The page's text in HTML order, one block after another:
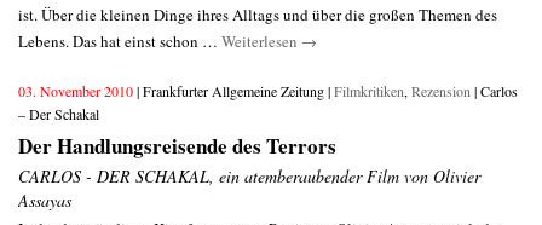
ist. Über die kleinen Dinge ihres Alltags und über die großen Themen des
Lebens. Das hat einst schon … Weiterlesen →
03. November 2010| Frankfurter Allgemeine Zeitung |Filmkritiken, Rezension | Carlos
– Der Schakal
Der Handlungsreisende des Terrors
CARLOS - DER SCHAKAL, ein atemberaubender Film von Olivier
Assayas